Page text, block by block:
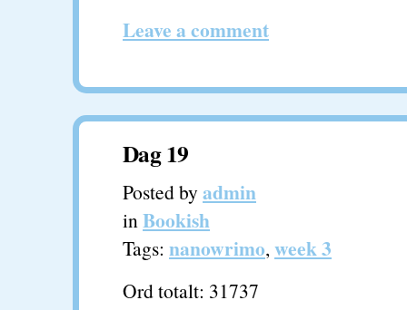
Leave a comment
Dag 19
Posted by admin
inBookish
Tags: nanowrimo,week 3
Ord totalt: 31737